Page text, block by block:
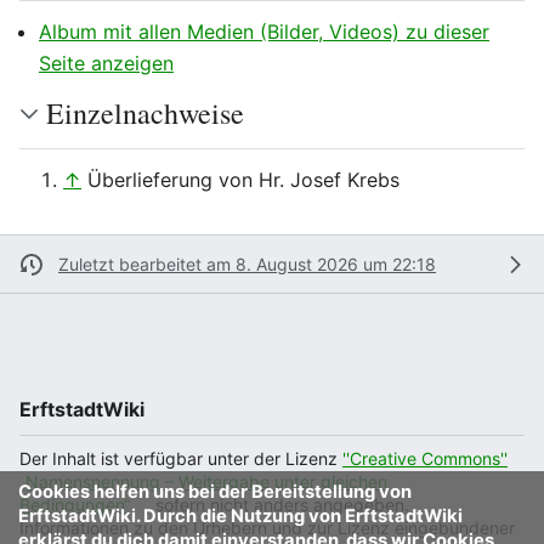
Album mit allen Medien (Bilder, Videos) zu dieser
Seite anzeigen
Einzelnachweise
↑ Überlieferung von Hr. Josef Krebs
Zuletzt bearbeitet am 8. August 2026 um 22:18
Cookies helfen uns bei der Bereitstellung von
ErftstadtWiki. Durch die Nutzung von ErftstadtWiki
ErftstadtWiki
Der Inhalt ist verfügbar unter der Lizenz ''Creative Commons''
„Namensnennung – Weitergabe unter gleichen
Bedingungen“
, sofern nicht anders angegeben.
Informationen zu den Urhebern und zur Lizenz eingebundener